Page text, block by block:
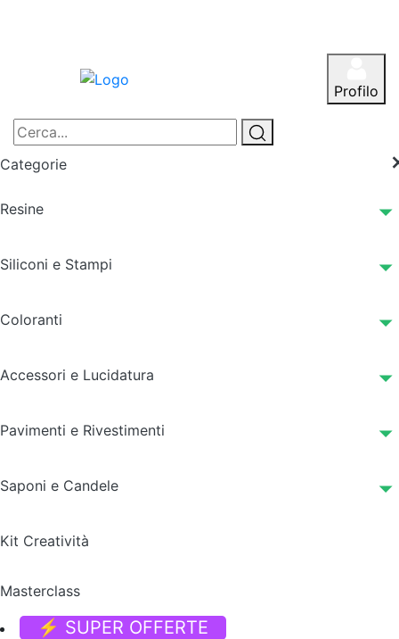
Profilo
Categorie
Resine
Siliconi e Stampi
Coloranti
Accessori e Lucidatura
Pavimenti e Rivestimenti
Saponi e Candele
Kit Creatività
Masterclass
⚡ SUPER OFFERTE